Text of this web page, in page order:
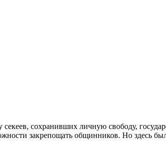
сохранивших личную свободу,
закрепощать общинников. Но здесь